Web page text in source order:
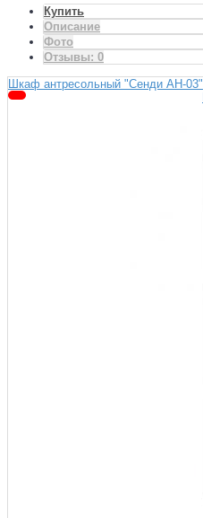
Купить
Описание
Фото
Отзывы: 0
Шкаф антресольный "Сенди АН-03"